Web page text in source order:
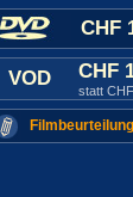
CHF
VOD CHF
statt